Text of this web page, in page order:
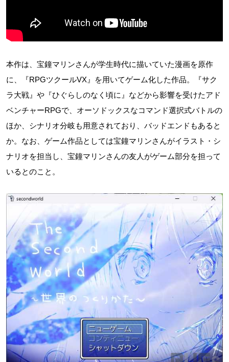
本作は、宝鐘マリンさんが学生時代に描いていた漫画を原作
に、『RPGツクールVX』を用いてゲーム化した作品。『サク
ラ大戦』や『ひぐらしのなく頃に』などから影響を受けたアド
ベンチャーRPGで、オーソドックスなコマンド選択式バトルの
ほか、シナリオ分岐も用意されており、バッドエンドもあると
か。なお、ゲーム作品としては宝鐘マリンさんがイラスト・シ
ナリオを担当し、宝鐘マリンさんの友人がゲーム部分を担って
いるとのこと。